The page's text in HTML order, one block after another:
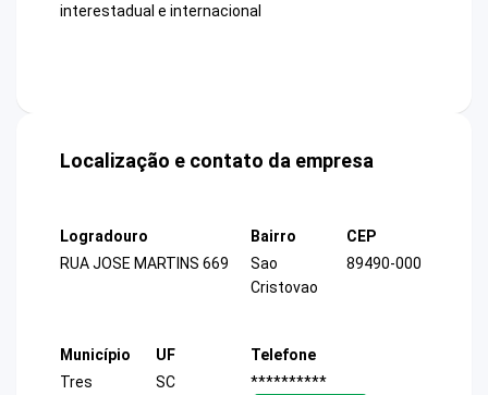
interestadual e internacional
Localização e contato da empresa
Logradouro
RUA JOSE MARTINS 669
Bairro
Sao
Cristovao
CEP
89490-000
Município
Tres
UF
SC
Telefone
**********